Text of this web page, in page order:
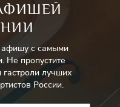
афишу с самыми
Не пропустите
лучших
России.